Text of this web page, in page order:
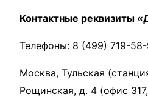
Контактные реквизиты
Телефоны: 8 (499) 719-
Москва, Тульская
Рощинская, д. 4 (офис